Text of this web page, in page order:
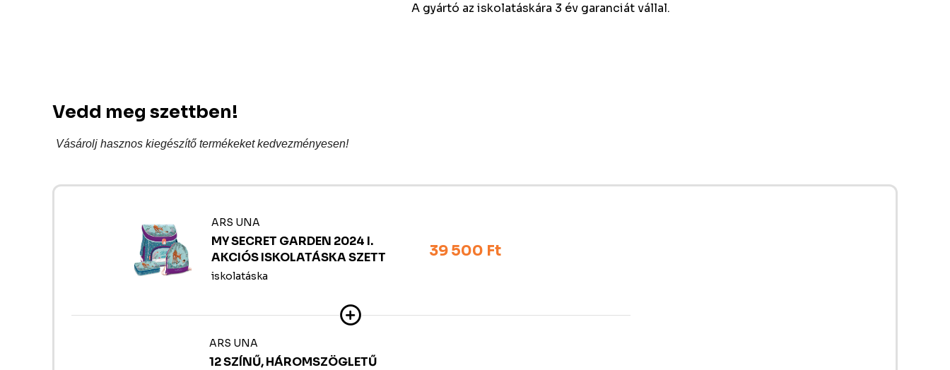
A gyártó az iskolatáskára 3 év garanciát vállal.
Vedd meg szettben!
Vásárolj hasznos kiegészítő termékeket kedvezményesen!
ARS UNA
MY SECRET GARDEN 2024 I.
AKCIÓS ISKOLATÁSKA SZETT
iskolatáska
39 500 Ft
ARS UNA
12 SZÍNŰ, HÁROMSZÖGLETŰ